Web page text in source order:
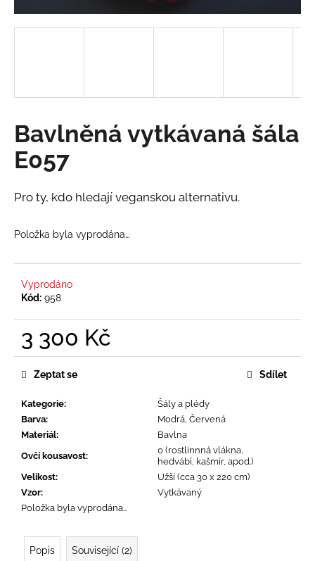
Bavlněná vytkávaná šála
E057
Pro ty, kdo hledají veganskou alternativu.
Položka byla vyprodána…
Vyprodáno
Kód: 958
3 300 Kč
Měrná
cena:
Kategorie:
Šály a plédy
Barva:
Modrá, Červená
Materiál:
Bavlna
Ovčí kousavost:
0 (rostlinnná vlákna,
hedvábí, kašmír, apod.)
Velikost:
Užší (cca 30 x 220 cm)
Vzor:
Vytkávaný
Položka byla vyprodána…
Zeptat se Sdílet
Popis Související (2)
a
o
u
č
u
m